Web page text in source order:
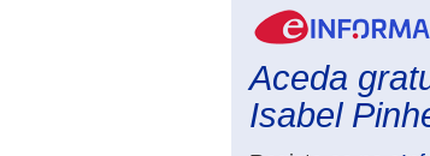
Aceda
Isabel